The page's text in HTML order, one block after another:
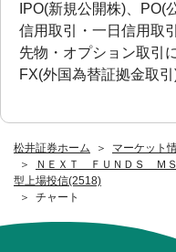
松井証券ホーム
マーケット
ＮＥＸＴ ＦＵＮＤＳ ＭＳ
型上場投信(2518)
チャート
IPO(新規公開株)、PO(
信用取引・一日信用取
先物・オプション取引
FX(外国為替証拠金取